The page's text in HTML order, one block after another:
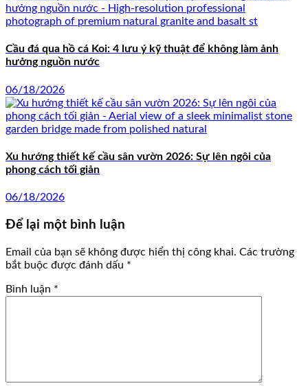
Cầu đá qua hồ cá Koi: 4 lưu ý kỹ thuật để không làm ảnh
hưởng nguồn nước
06/18/2026
Xu hướng thiết kế cầu sân vườn 2026: Sự lên ngôi của
phong cách tối giản
06/18/2026
Để lại một bình luận
Email của bạn sẽ không được hiển thị công khai. Các trường
bắt buộc được đánh dấu *
Bình luận *